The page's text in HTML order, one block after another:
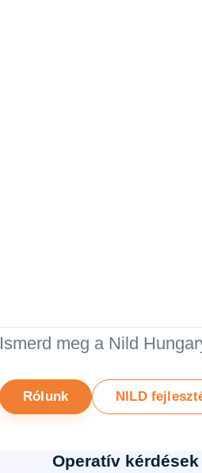
Ismerd meg a Nild
Rólunk NILD
Operatív kérdések